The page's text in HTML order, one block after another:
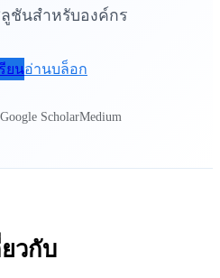
ชันสำหรับองค์กร
ยนอ่านบล็อก
Google ScholarMedium
ยวกับ